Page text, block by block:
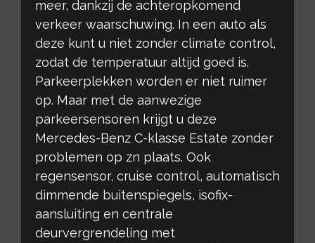
meer, dankzij de achteropkomend
verkeer waarschuwing. In een auto als
deze kunt u niet zonder climate control,
zodat de temperatuur altijd goed is.
Parkeerplekken worden er niet ruimer
op. Maar met de aanwezige
parkeersensoren krijgt u deze
Mercedes-Benz C-klasse Estate zonder
problemen op zn plaats. Ook
regensensor, cruise control, automatisch
dimmende buitenspiegels, isofix-
aansluiting en centrale
deurvergrendeling met